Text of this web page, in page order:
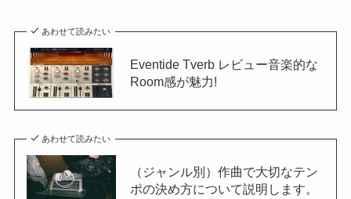
あわせて読みたい
Eventide Tverb レビュー音楽的な
Room感が魅力!
あわせて読みたい
（ジャンル別）作曲で大切なテン
ポの決め方について説明します。